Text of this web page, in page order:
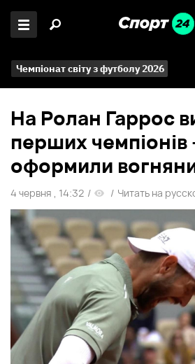
Чемпіонат світу з футболу 2026
На Ролан Гаррос
перших чемпіонів
оформили
4 червня , 14:32 / / Читать на